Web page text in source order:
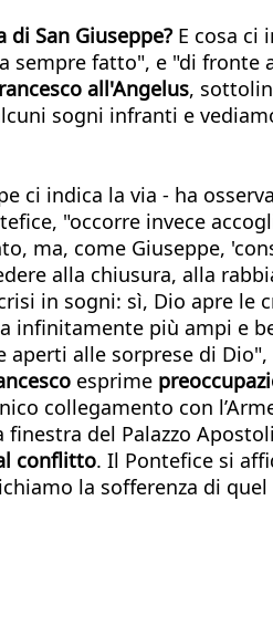
San Giuseppe? E cosa ci
sempre fatto", e "di
all'Angelus,
sogni infranti e
ci indica la via - ha
"occorre invece
ma, come Giuseppe,
alla chiusura, alla
in sogni: sì, Dio apre
infinitamente più ampi e
aperti alle sorprese di
esprime
collegamento con
finestra del Palazzo
conflitto. Il Pontefice si
la sofferenza di